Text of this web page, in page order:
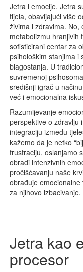
Jetra i emocije. Jetra
tijela, obavljajući više
živima i zdravima. No,
metabolizmu hranjivih
sofisticirani centar za
psihološkim stanjima i
blagostanja. U
suvremenoj
središnji igrač u
već i emocionalna
Razumijevanje
perspektive o zdravlju
integraciju između
kažemo da je netko
frustraciju, oslanjamo
obradi intenzivnih
pročišćavanju naše
obrađuje
za njihovo izbacivanje.
Jetra kao
procesor